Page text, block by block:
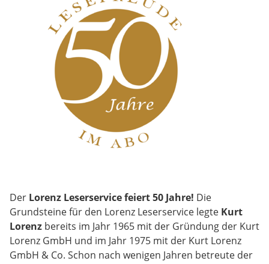
Der Lorenz Leserservice feiert 50 Jahre! Die
Grundsteine für den Lorenz Leserservice legte Kurt
Lorenz bereits im Jahr 1965 mit der Gründung der Kurt
Lorenz GmbH und im Jahr 1975 mit der Kurt Lorenz
GmbH & Co. Schon nach wenigen Jahren betreute der